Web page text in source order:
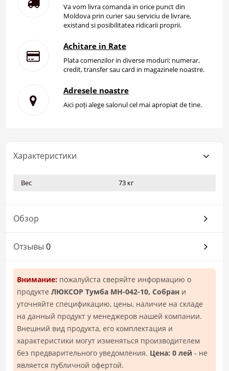
Va vom livra comanda in orice punct din
Moldova prin curier sau serviciu de livrare,
existand si posibilitatea ridicarii proprii.
Achitare in Rate
Plata comenzilor in diverse moduri: numerar,
credit, transfer sau card in magazinele noastre.
Adresele noastre
Aici poți alege salonul cel mai apropiat de tine.
Характеристики
Вес 73 кг
Обзор
Отзывы 0
Внимание: пожалуйста сверяйте информацию о
продукте ЛЮКСОР Тумба МН-042-10, Собран и
уточняйте спецификацию, цены, наличие на складе
на данный продукт у менеджеров нашей компании.
Внешний вид продукта, его комплектация и
характеристики могут изменяться производителем
без предварительного уведомления. Цена: 0 лей - не
является публичной офертой.